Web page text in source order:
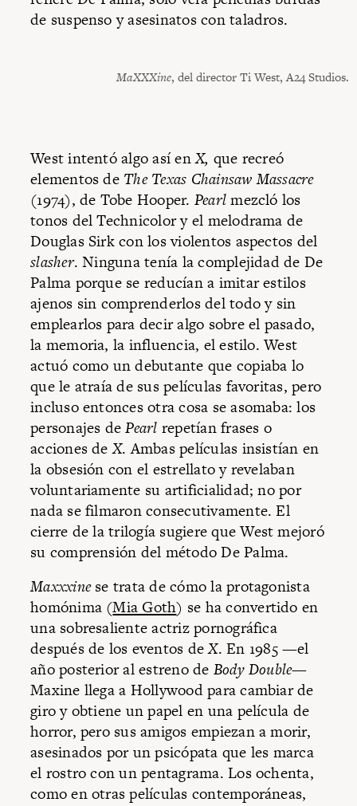
de suspenso y asesinatos con taladros.
MaXXXine, del director Ti West, A24 Studios.
West intentó algo así enX, que recreó
elementos de The Texas Chainsaw Massacre
(1974), de Tobe Hooper. Pearlmezcló los
tonos del Technicolor y el melodrama de
Douglas Sirk con los violentos aspectos del
slasher. Ninguna tenía la complejidad de De
Palma porque se reducían a imitar estilos
ajenos sin comprenderlos del todo y sin
emplearlos para decir algo sobre el pasado,
la memoria, la influencia, el estilo. West
actuó como un debutante que copiaba lo
que le atraía de sus películas favoritas, pero
incluso entonces otra cosa se asomaba: los
personajes dePearl repetían frases o
acciones deX. Ambas películas insistían en
la obsesión con el estrellato y revelaban
voluntariamente su artificialidad; no por
nada se filmaron consecutivamente. El
cierre de la trilogía sugiere que West mejoró
su comprensión del método De Palma.
Maxxxinese trata de cómo la protagonista
homónima (Mia Goth) se ha convertido en
una sobresaliente actriz pornográfica
después de los eventos deX. En 1985 —el
año posterior al estreno de Body Double—
Maxine llega a Hollywood para cambiar de
giro y obtiene un papel en una película de
horror, pero sus amigos empiezan a morir,
asesinados por un psicópata que les marca
el rostro con un pentagrama. Los ochenta,
como en otras películas contemporáneas,